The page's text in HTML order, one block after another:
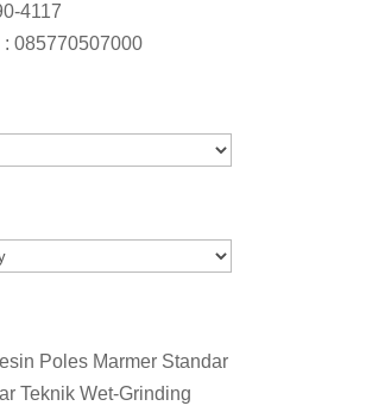
4117
:085770507000
Poles Marmer Standar
Teknik Wet-Grinding